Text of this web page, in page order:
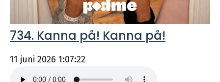
734. Kanna på! Kanna på!
11 juni 2026 1:07:22